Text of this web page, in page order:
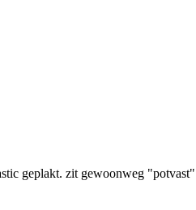
geplakt. zit gewoonweg "potvast"